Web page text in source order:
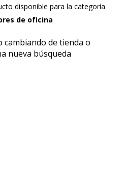
disponible para la categoría
de oficina
de tienda o
nueva búsqueda